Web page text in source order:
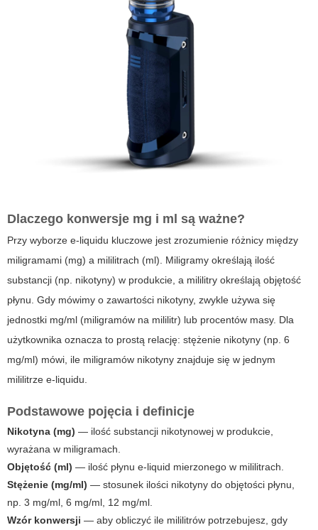
Dlaczego konwersje mg i ml są ważne?
Przy wyborze e-liquidu kluczowe jest zrozumienie różnicy między
miligramami (mg) a mililitrach (ml). Miligramy określają ilość
substancji (np. nikotyny) w produkcie, a mililitry określają objętość
płynu. Gdy mówimy o zawartości nikotyny, zwykle używa się
jednostki mg/ml (miligramów na mililitr) lub procentów masy. Dla
użytkownika oznacza to prostą relację: stężenie nikotyny (np. 6
mg/ml) mówi, ile miligramów nikotyny znajduje się w jednym
mililitrze e-liquidu.
Podstawowe pojęcia i definicje
Nikotyna (mg) — ilość substancji nikotynowej w produkcie,
wyrażana w miligramach.
Objętość (ml) — ilość płynu e-liquid mierzonego w mililitrach.
Stężenie (mg/ml) — stosunek ilości nikotyny do objętości płynu,
np. 3 mg/ml, 6 mg/ml, 12 mg/ml.
Wzór konwersji — aby obliczyć ile mililitrów potrzebujesz, gdy